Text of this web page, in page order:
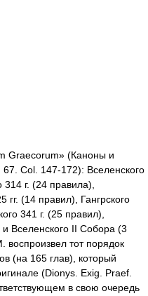
Graecorum» (Каноны и
Col. 147-172): Вселенского
г. (24 правила),
(14 правил), Гангрского
341 г. (25 правил),
и Вселенского II Собора (3
тот порядок
(на 165 глав), который
(Dionys. Exig. Praef.
в свою очередь